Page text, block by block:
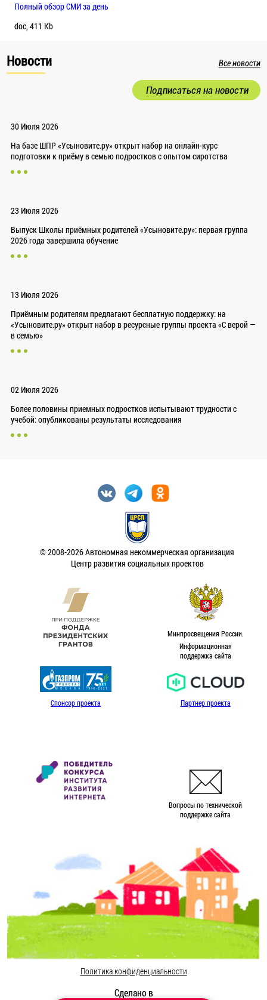
Полный обзор СМИ за день
doc, 411 Kb
Новости Все новости
Подписаться на новости
30 Июля 2026
На базе ШПР «Усыновите.ру» открыт набор на онлайн-курс
подготовки к приёму в семью подростков с опытом сиротства
23 Июля 2026
Выпуск Школы приёмных родителей «Усыновите.ру»: первая группа
2026 года завершила обучение
13 Июля 2026
Приёмным родителям предлагают бесплатную поддержку: на
«Усыновите.ру» открыт набор в ресурсные группы проекта «С верой —
в семью»
02 Июля 2026
Более половины приемных подростков испытывают трудности с
учебой: опубликованы результаты исследования
© 2008-2026 Автономная некоммерческая организация
Центр развития социальных проектов
Минпросвещения России.
Информационная
поддержка сайта
Спонсор проекта Партнер проекта
Вопросы по технической
поддержке сайта
Политика конфиденциальности
Сделано в